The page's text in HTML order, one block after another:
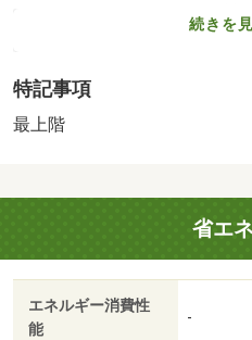
／月・インターネット使用料
湖線の南彦根駅まで徒歩９分
乾燥機が設置されております
彦根平田南店があり便利です
続きを
特記事項
最上階
省エ
エネルギー消費性
能
-